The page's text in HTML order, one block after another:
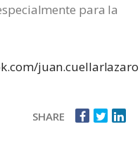
para la
juan.cuellarlazaro
SHARE